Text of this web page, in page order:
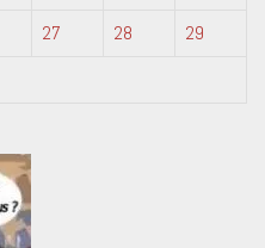
27 28
29